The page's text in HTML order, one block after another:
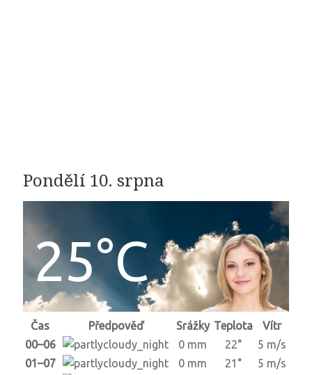
Pondělí 10. srpna
25°C
Čas Předpověď Srážky Teplota
Vítr
00–06
0 mm 22°
5 m/s
01–07
0 mm 21° 5 m/s